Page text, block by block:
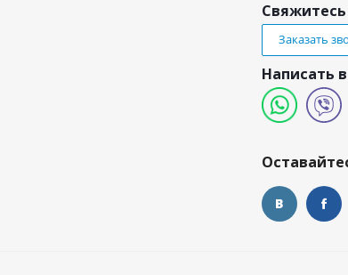
Заказать
Написать